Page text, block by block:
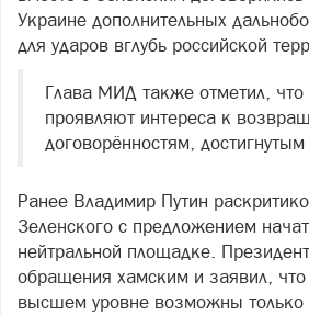
Украине дополнительных
для ударов вглубь российской
Глава МИД также отметил,
проявляют интереса к
договорённостям,
Ранее Владимир Путин
Зеленского с предложением
нейтральной площадке.
обращения хамским и заявил,
высшем уровне возможны только